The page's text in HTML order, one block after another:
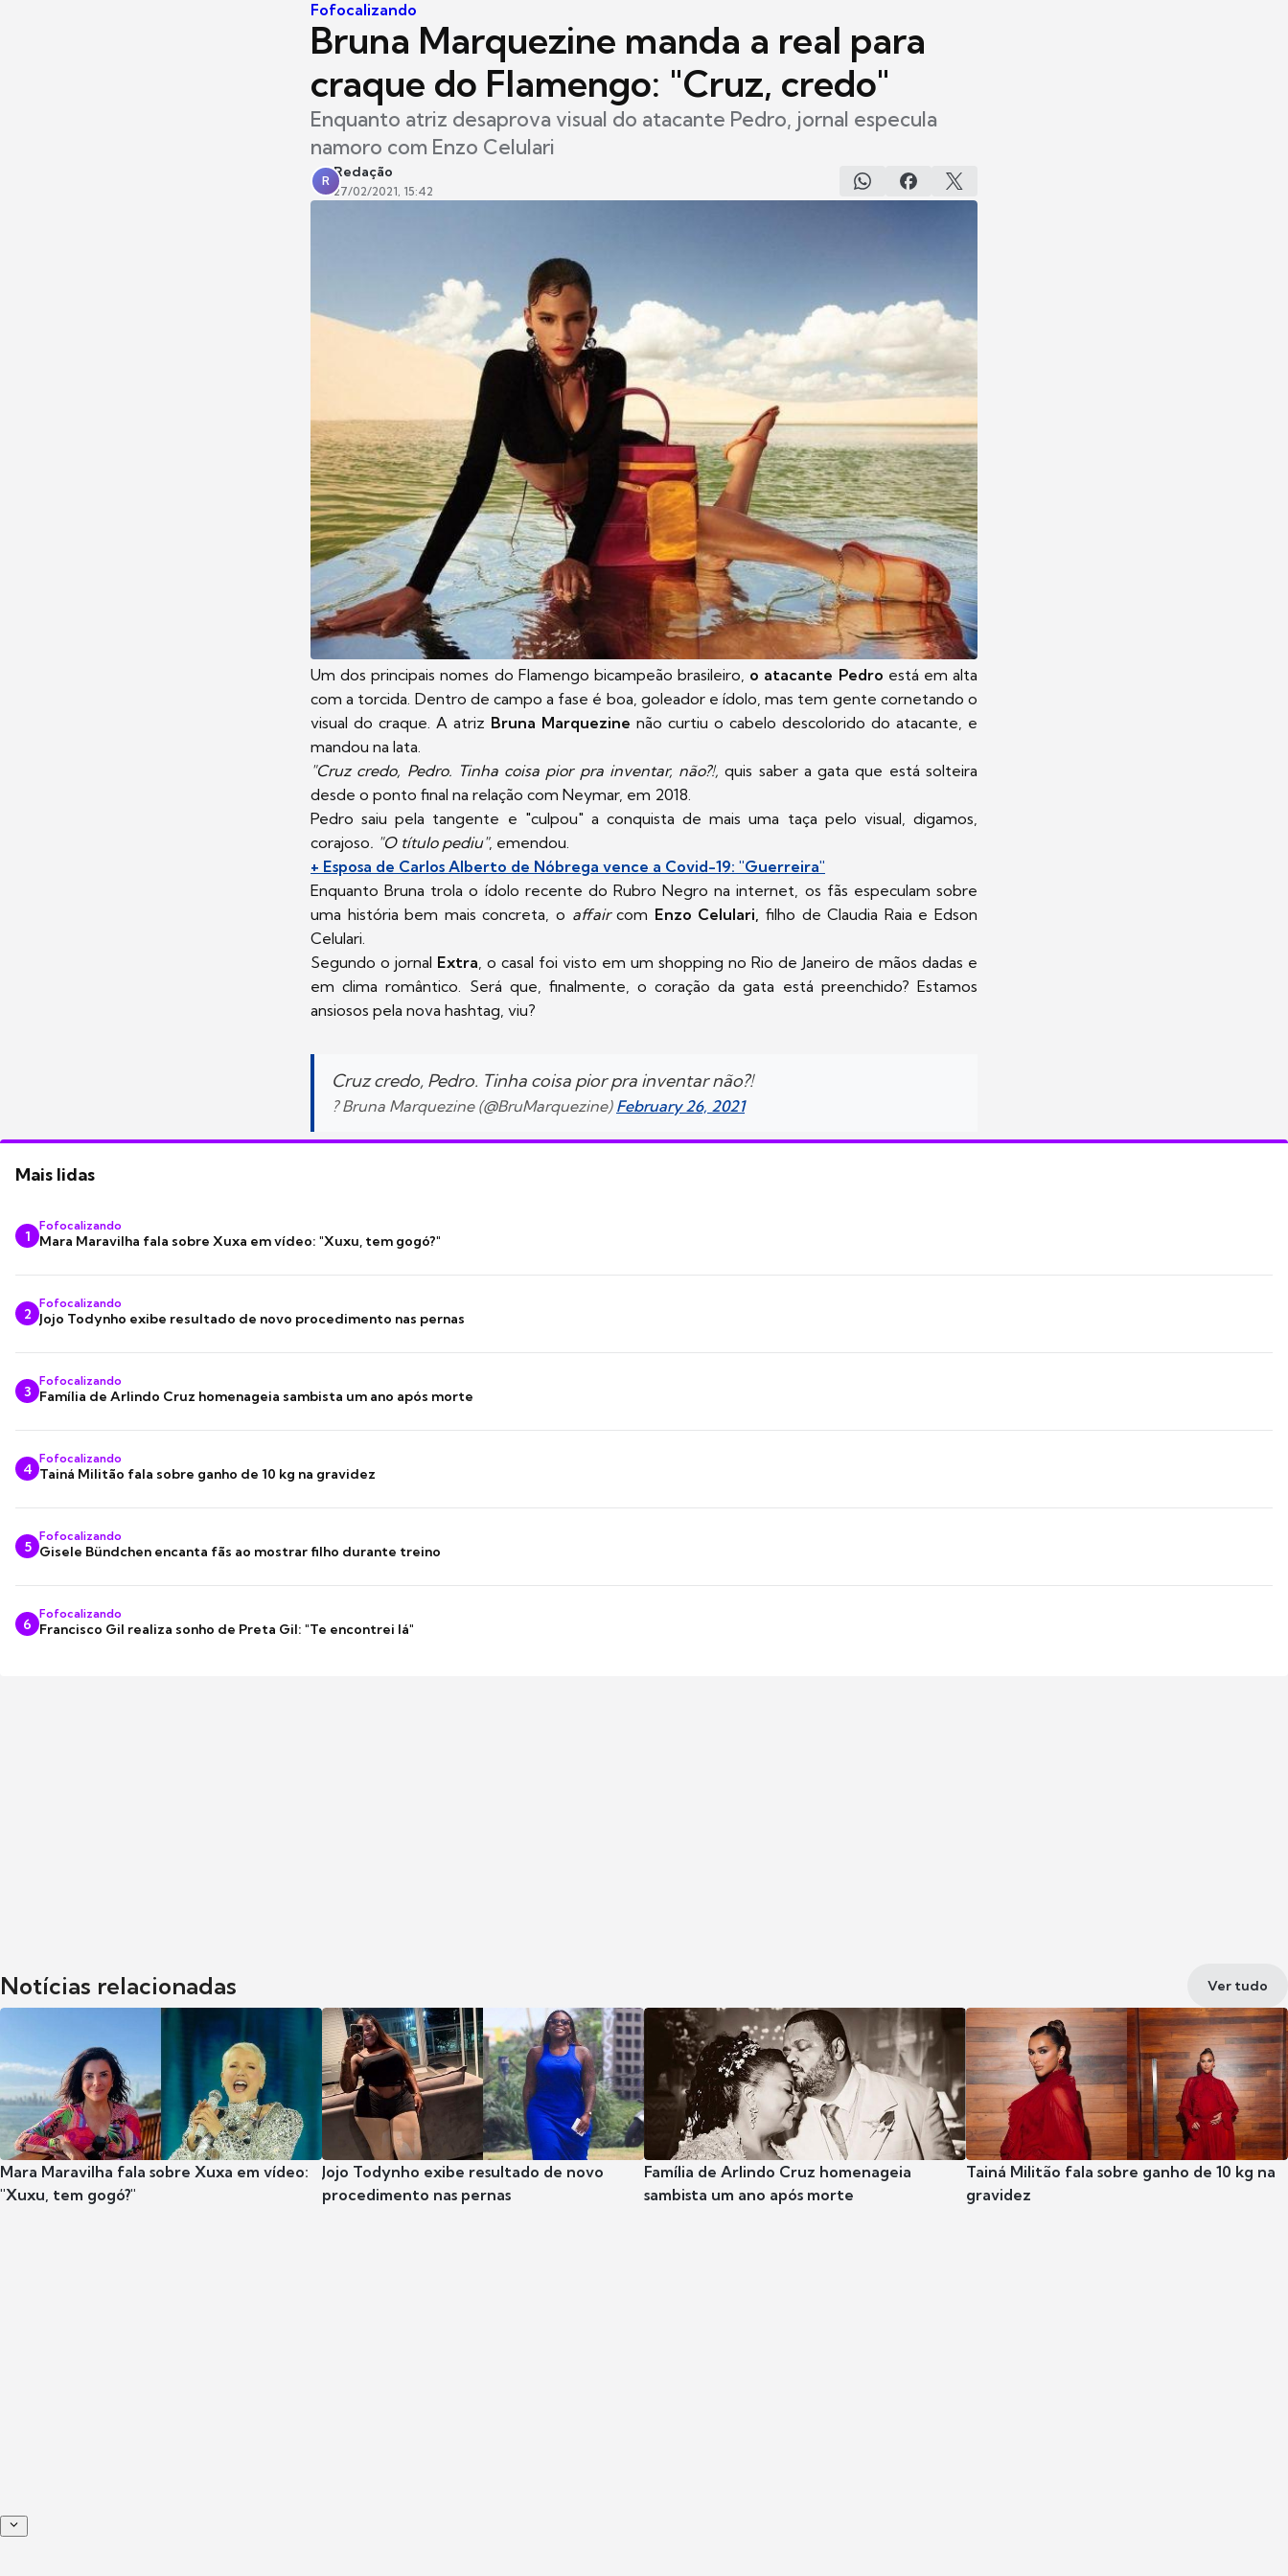
Fofocalizando
Bruna Marquezine manda a real para
craque do Flamengo: "Cruz, credo"
Enquanto atriz desaprova visual do atacante Pedro, jornal especula
namoro com Enzo Celulari
R
Redação
27/02/2021, 15:42
Um dos principais nomes do Flamengo bicampeão brasileiro, o atacante Pedro está em alta
com a torcida. Dentro de campo a fase é boa, goleador e ídolo, mas tem gente cornetando o
visual do craque. A atriz Bruna Marquezine não curtiu o cabelo descolorido do atacante, e
mandou na lata.
"Cruz credo, Pedro. Tinha coisa pior pra inventar, não?!, quis saber a gata que está solteira
desde o ponto final na relação com Neymar, em 2018.
Pedro saiu pela tangente e "culpou" a conquista de mais uma taça pelo visual, digamos,
corajoso. "O título pediu", emendou.
+ Esposa de Carlos Alberto de Nóbrega vence a Covid-19: "Guerreira"
Enquanto Bruna trola o ídolo recente do Rubro Negro na internet, os fãs especulam sobre
uma história bem mais concreta, o affaircom Enzo Celulari, filho de Claudia Raia e Edson
Celulari.
Segundo o jornal Extra , o casal foi visto em um shopping no Rio de Janeiro de mãos dadas e
em clima romântico. Será que, finalmente, o coração da gata está preenchido? Estamos
ansiosos pela nova hashtag, viu?
Cruz credo, Pedro. Tinha coisa pior pra inventar não?!
? Bruna Marquezine (@BruMarquezine) February 26, 2021
Mais lidas
1
Fofocalizando
Mara Maravilha fala sobre Xuxa em vídeo: "Xuxu, tem gogó?"
2
Fofocalizando
Jojo Todynho exibe resultado de novo procedimento nas pernas
3
Fofocalizando
Família de Arlindo Cruz homenageia sambista um ano após morte
4
Fofocalizando
Tainá Militão fala sobre ganho de 10 kg na gravidez
5
Fofocalizando
Gisele Bündchen encanta fãs ao mostrar filho durante treino
6
Fofocalizando
Francisco Gil realiza sonho de Preta Gil: "Te encontrei lá"
Notícias relacionadas Ver tudo
Mara Maravilha fala sobre Xuxa em vídeo:
"Xuxu, tem gogó?"
Jojo Todynho exibe resultado de novo
procedimento nas pernas
Família de Arlindo Cruz homenageia
sambista um ano após morte
Tainá Militão fala sobre ganho de 10 kg na
gravidez